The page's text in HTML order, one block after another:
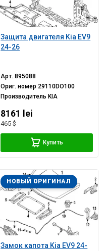
Защита двигателя Kia EV9
24-26
Арт.895088
Ориг. номер 29110DO100
Производитель KIA
8161 lei
465 $
Купить
Замок капота Kia EV9 24-
НОВЫЙ ОРИГИНАЛ